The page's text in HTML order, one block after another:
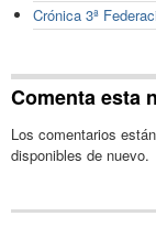
Crónica 3ª
Comenta esta
Los comentarios
disponibles de nuevo.